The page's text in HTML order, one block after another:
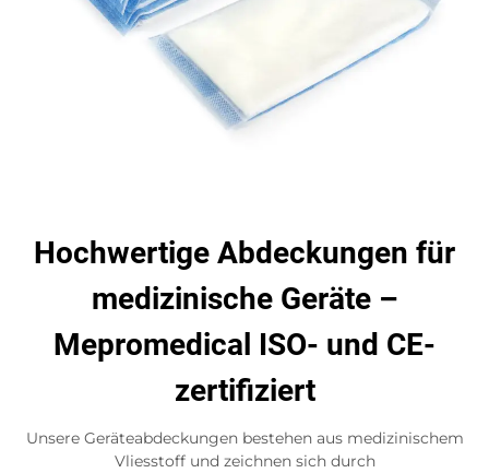
Hochwertige Abdeckungen für
medizinische Geräte –
Mepromedical ISO- und CE-
zertifiziert
Unsere Geräteabdeckungen bestehen aus medizinischem
Vliesstoff und zeichnen sich durch